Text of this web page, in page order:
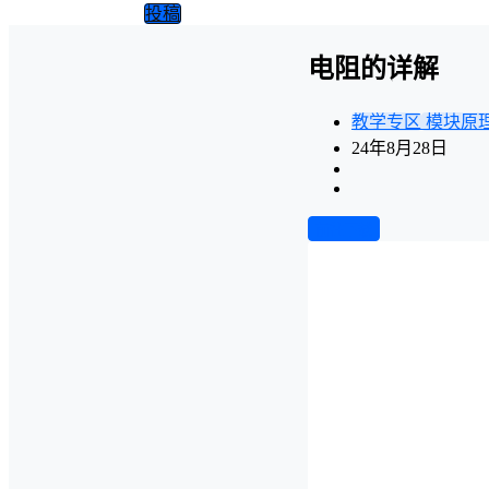
投稿
电阻的详解
教学专区 模块原
24年8月28日